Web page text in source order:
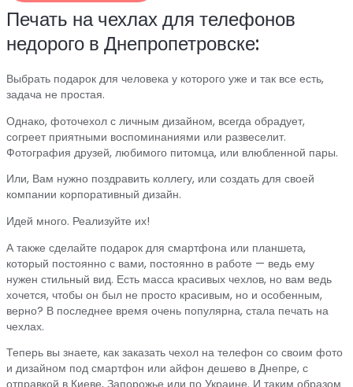
Печать на чехлах для телефонов
недорого в Днепропетровске:
Выбрать подарок для человека у которого уже и так все есть,
задача не простая.
Однако, фоточехол с личным дизайном, всегда обрадует,
согреет приятными воспоминаниями или развеселит.
Фотография друзей, любимого питомца, или влюбленной пары.
Или, Вам нужно поздравить коллегу, или создать для своей
компании корпоративный дизайн.
Идей много. Реализуйте их!
А также сделайте подарок для смартфона или планшета,
который постоянно с вами, постоянно в работе — ведь ему
нужен стильный вид. Есть масса красивых чехлов, но вам ведь
хочется, чтобы он был не просто красивым, но и особенным,
верно? В последнее время очень популярна, стала печать на
чехлах.
Теперь вы знаете, как заказать чехол на телефон со своим фото
и дизайном под смартфон или айфон дешево в Днепре, с